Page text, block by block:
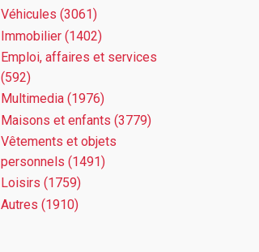
Véhicules (3061)
Immobilier (1402)
Emploi, affaires et services
(592)
Multimedia (1976)
Maisons et enfants (3779)
Vêtements et objets
personnels (1491)
Loisirs (1759)
Autres (1910)